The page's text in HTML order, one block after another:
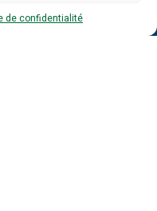
de confidentialité